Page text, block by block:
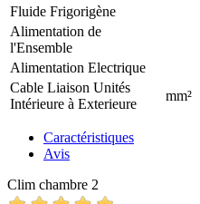
Fluide Frigorigène
Alimentation de
l'Ensemble
Alimentation Electrique
Cable Liaison Unités
Intérieure à Exterieure
mm²
Caractéristiques
Avis
Clim chambre 2